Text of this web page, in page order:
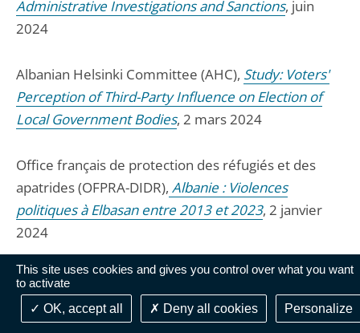
This site uses cookies and gives you control over what you want
to activate
OK, accept all
Deny all cookies Personalize
Administrative Investigations and Sanctions, juin
2024
Albanian Helsinki Committee (AHC), Study: Voters'
Perception of Third-Party Influence on Election of
Local Government Bodies, 2 mars 2024
Office français de protection des réfugiés et des
apatrides (OFPRA-DIDR), Albanie : Violences
politiques à Elbasan entre 2013 et 2023, 2 janvier
2024
Organisation pour la Sécurité et la Coopération en
Europe (OSCE),Republic of Albania ; Local Elections
14 may 2023 ; ODIHR Election Observation Mission